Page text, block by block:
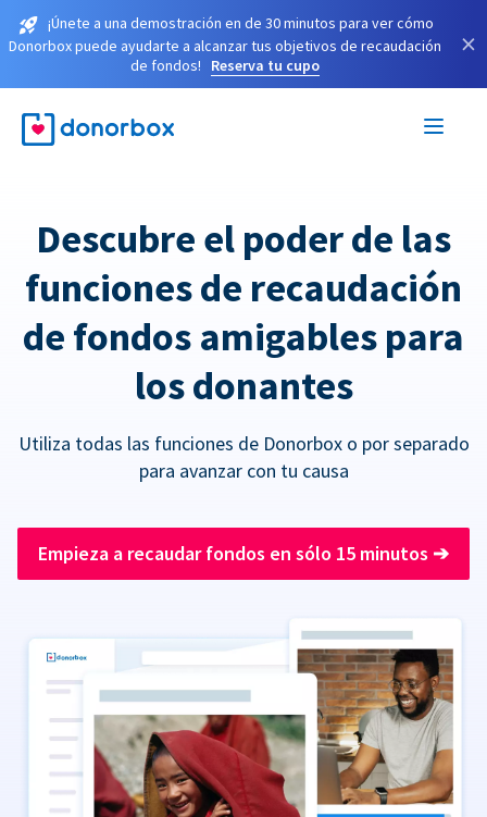
¡Únete a una demostración en de 30 minutos para ver cómo
Donorbox puede ayudarte a alcanzar tus objetivos de recaudación
de fondos!
Reserva tu cupo
×
Descubre el poder de las
funciones de recaudación
de fondos amigables para
los donantes
Utiliza todas las funciones de Donorbox o por separado
para avanzar con tu causa
Empieza a recaudar fondos en sólo 15 minutos ➔